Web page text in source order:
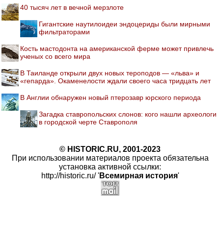
40 тысяч лет в вечной мерзлоте
Гигантские наутилоидеи эндоцериды были мирными
фильтраторами
Кость мастодонта на американской ферме может привлечь
ученых со всего мира
В Таиланде открыли двух новых тероподов — «льва» и
«гепарда». Окаменелости ждали своего часа тридцать лет
В Англии обнаружен новый птерозавр юрского периода
Загадка ставропольских слонов: кого нашли археологи
в городской черте Ставрополя
© HISTORIC.RU, 2001-2023
При использовании материалов проекта обязательна
установка активной ссылки:
http://historic.ru/ 'Всемирная история'